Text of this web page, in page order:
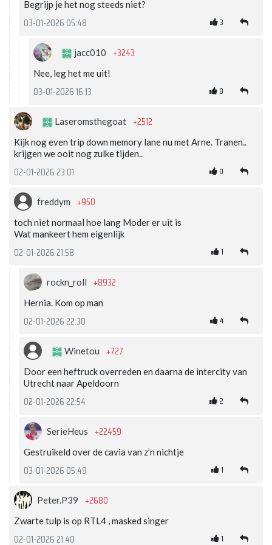
Begrijp je het nog steeds niet?
03-01-2026 05:48 3
jacc010 +3243
Nee, leg het me uit!
03-01-2026 16:13 0
Laseromsthegoat +2512
Kijk nog even trip down memory lane nu met Arne. Tranen..
krijgen we ooit nog zulke tijden..
02-01-2026 23:01 0
freddym +950
toch niet normaal hoe lang Moder er uit is
Wat mankeert hem eigenlijk
02-01-2026 21:58 1
rockn_roll +8932
Hernia. Kom op man
02-01-2026 22:30 4
Winetou +727
Door een heftruck overreden en daarna de intercity van
Utrecht naar Apeldoorn
02-01-2026 22:54 2
SerieHeus +22459
Gestruikeld over de cavia van z’n nichtje
03-01-2026 05:49 1
Peter.P39 +2680
Zwarte tulp is op RTL4 , masked singer
02-01-2026 21:40 1